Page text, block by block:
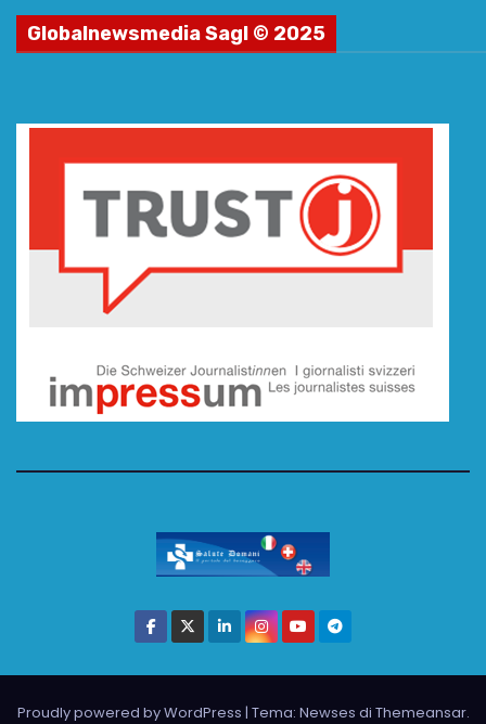
Globalnewsmedia Sagl © 2025
Proudly powered by WordPress | Tema: Newses di Themeansar.